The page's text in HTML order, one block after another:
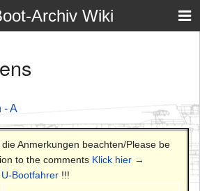
Archiv Wiki
- A
Anmerkungen beachten/Please be
to the comments Klick hier →
Bootfahrer !!!